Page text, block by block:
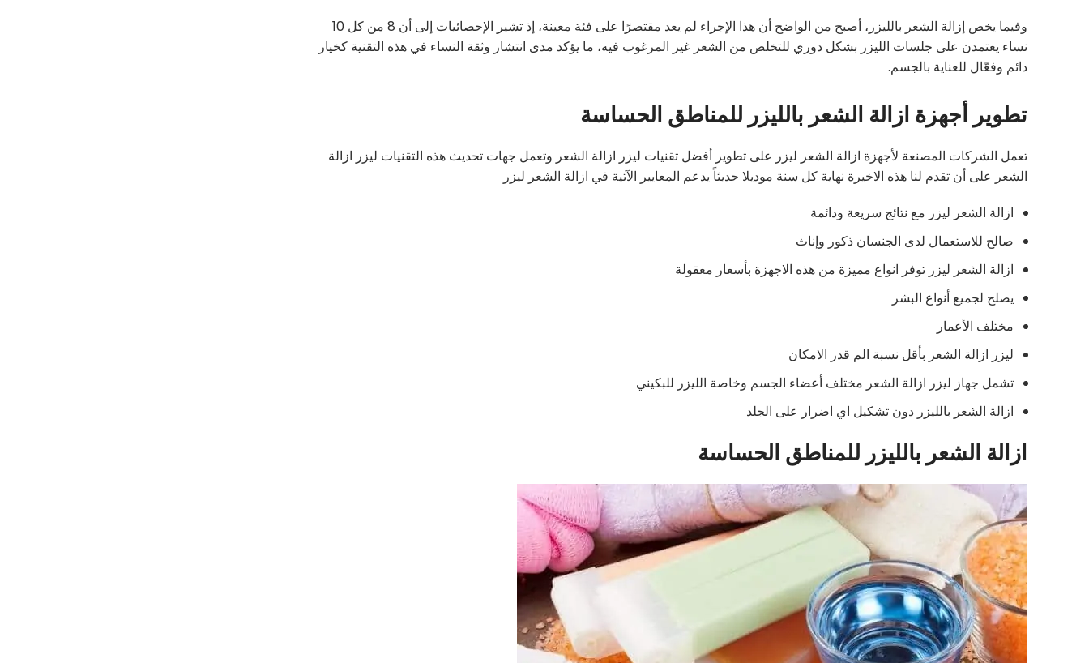
وفيما يخص إزالة الشعر بالليزر، أصبح من الواضح أن هذا الإجراء لم يعد مقتصرًا على فئة معينة، إذ تشير الإحصائيات إلى أن 8 من كل 10
نساء يعتمدن على جلسات الليزر بشكل دوري للتخلص من الشعر غير المرغوب فيه، ما يؤكد مدى انتشار وثقة النساء في هذه التقنية كخيار
دائم وفعّال للعناية بالجسم.
تطوير أجهزة ازالة الشعر بالليزر للمناطق الحساسة
تعمل الشركات المصنعة لأجهزة ازالة الشعر ليزر على تطوير أفضل تقنيات ليزر ازالة الشعر وتعمل جهات تحديث هذه التقنيات ليزر ازالة
الشعر على أن تقدم لنا هذه الاخيرة نهاية كل سنة موديلا حديثاً يدعم المعايير الآتية في ازالة الشعر ليزر
ازالة الشعر ليزر مع نتائج سريعة ودائمة
صالح للاستعمال لدى الجنسان ذكور وإناث
ازالة الشعر ليزر توفر انواع مميزة من هذه الاجهزة بأسعار معقولة
يصلح لجميع أنواع البشر
مختلف الأعمار
ليزر ازالة الشعر بأقل نسبة الم قدر الامكان
تشمل جهاز ليزر ازالة الشعر مختلف أعضاء الجسم وخاصة الليزر للبكيني
ازالة الشعر بالليزر دون تشكيل اي اضرار على الجلد
ازالة الشعر بالليزر للمناطق الحساسة